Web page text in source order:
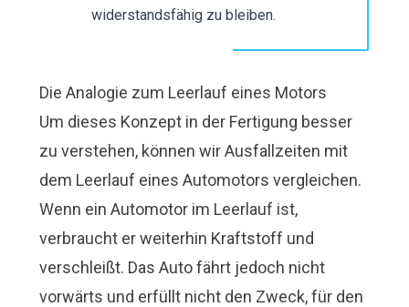
widerstandsfähig zu bleiben.
Die Analogie zum Leerlauf eines Motors
Um dieses Konzept in der Fertigung besser
zu verstehen, können wir Ausfallzeiten mit
dem Leerlauf eines Automotors vergleichen.
Wenn ein Automotor im Leerlauf ist,
verbraucht er weiterhin Kraftstoff und
verschleißt. Das Auto fährt jedoch nicht
vorwärts und erfüllt nicht den Zweck, für den